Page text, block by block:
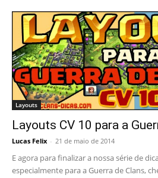
Layouts
Layouts CV 10 para a
Lucas Felix - 21 de maio de 2014
E agora para finalizar a nossa série de
especialmente para a Guerra de Clans,